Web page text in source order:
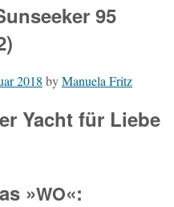
95
2018 byManuela Fritz
»WO«: